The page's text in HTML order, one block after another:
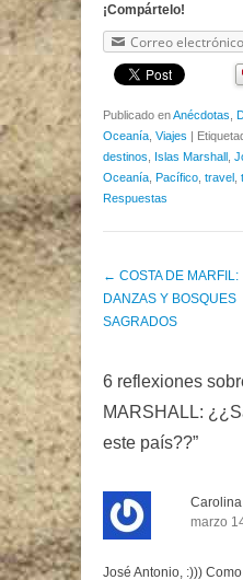
¡Compártelo!
Correo electrónico
Publicado enAnécdotas
Oceanía Viajes |
destinos
Islas Marshall
Oceanía Pacífico travel
Respuestas
Post navigation
← COSTA DE MARFIL:
DANZAS Y BOSQUES
SAGRADOS
6 reflexiones
MARSHALL:
este país??”
Carolina
marzo
José Antonio, :)))